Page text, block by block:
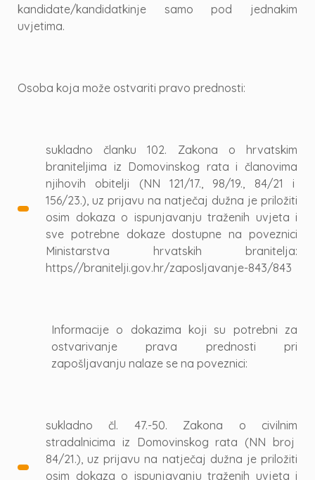
kandidate/kandidatkinje samo pod jednakim
uvjetima.
Osoba koja može ostvariti pravo prednosti:
sukladno članku 102. Zakona o hrvatskim
braniteljima iz Domovinskog rata i članovima
njihovih obitelji (NN 121/17., 98/19., 84/21 i
156/23.), uz prijavu na natječaj dužna je priložiti
osim dokaza o ispunjavanju traženih uvjeta i
sve potrebne dokaze dostupne na poveznici
Ministarstva hrvatskih branitelja:
https//branitelji.gov.hr/zaposljavanje-843/843
Informacije o dokazima koji su potrebni za
ostvarivanje prava prednosti pri
zapošljavanju nalaze se na poveznici:
sukladno čl. 47.-50. Zakona o civilnim
stradalnicima iz Domovinskog rata (NN broj
84/21.), uz prijavu na natječaj dužna je priložiti
osim dokaza o ispunjavanju traženih uvjeta i